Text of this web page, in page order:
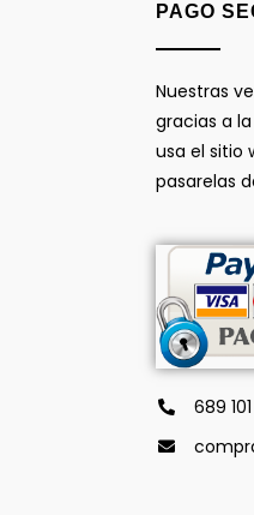
PAGO
Nuestras
gracias a
usa el sitio
pasarelas
689